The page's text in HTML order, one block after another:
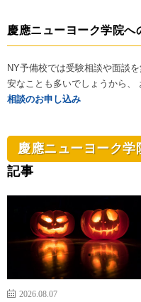
慶應ニューヨーク学院
NY予備校では受験相談や面談
安なことも多いでしょうから、
相談のお申し込み
慶應ニューヨーク学
記事
2026.08.07